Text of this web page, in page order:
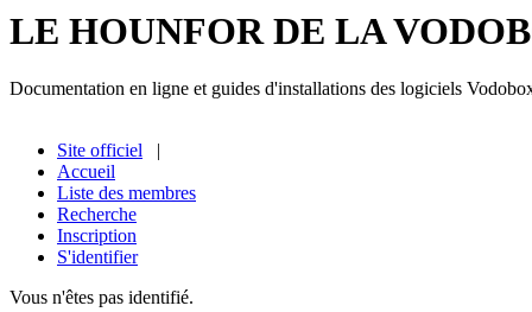
LE HOUNFOR DE LA
Documentation en ligne et guides d'installations des logiciels
Site officiel |
Accueil
Liste des membres
Recherche
Inscription
S'identifier
Vous n'êtes pas identifié.